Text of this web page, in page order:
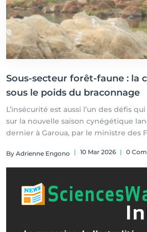
Sous-secteur forêt-faune : la
sous le poids du braconnage
L’insécurité est aussi l’un des défis
sur la nouvelle saison cynégétique
dernier à Garoua, par le ministre des
By Adrienne Engono | 10 Mar 2026 | 0